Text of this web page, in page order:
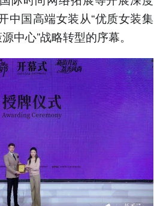
中国高端女装从“优质女装集
中心”战略转型的序幕。